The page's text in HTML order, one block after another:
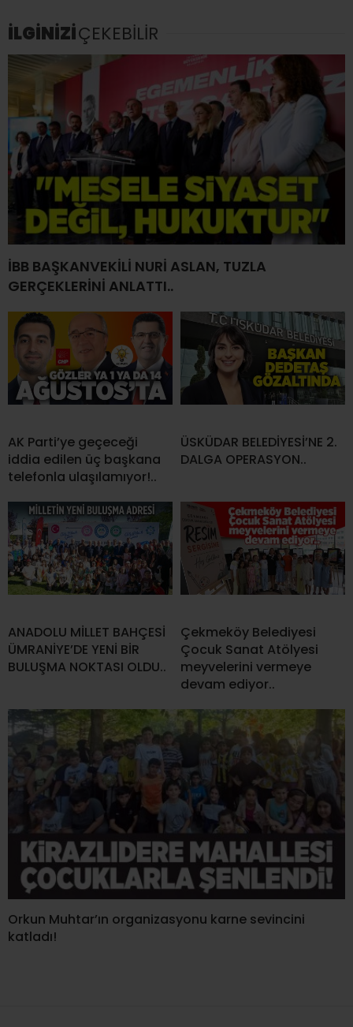
İLGİNİZİÇEKEBİLİR
İBB BAŞKANVEKİLİ NURİ ASLAN, TUZLA
GERÇEKLERİNİ ANLATTI..
AK Parti’ye geçeceği
iddia edilen üç başkana
telefonla ulaşılamıyor!..
ÜSKÜDAR BELEDİYESİ’NE 2.
DALGA OPERASYON..
ANADOLU MİLLET BAHÇESİ
ÜMRANİYE’DE YENİ BİR
BULUŞMA NOKTASI OLDU..
Çekmeköy Belediyesi
Çocuk Sanat Atölyesi
meyvelerini vermeye
devam ediyor..
Orkun Muhtar’ın organizasyonu karne sevincini
katladı!